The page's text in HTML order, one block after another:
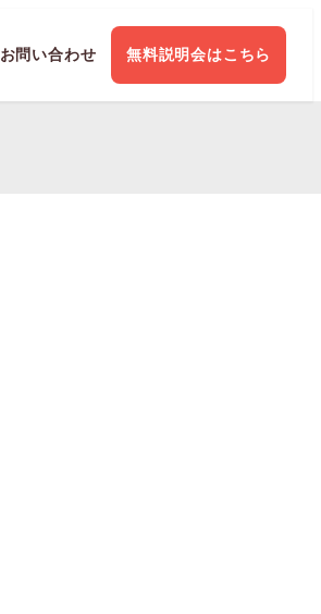
お問い合わせ 無料説明会はこちら